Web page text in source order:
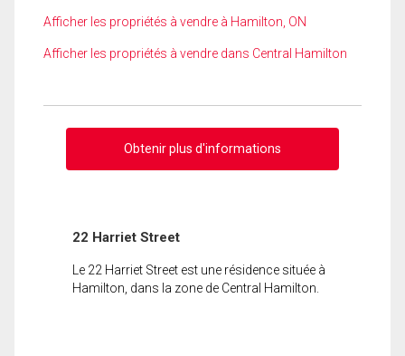
Afficher les propriétés à vendre à Hamilton, ON
Afficher les propriétés à vendre dans Central Hamilton
Obtenir plus d'informations
22 Harriet Street
Le 22 Harriet Street est une résidence située à
Hamilton, dans la zone de Central Hamilton.